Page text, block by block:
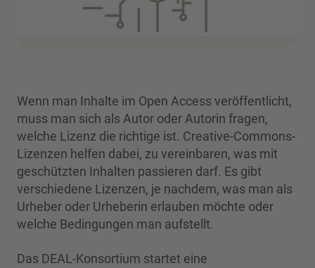
Wenn man Inhalte im Open Access veröffentlicht,
muss man sich als Autor oder Autorin fragen,
welche Lizenz die richtige ist. Creative-Commons-
Lizenzen helfen dabei, zu vereinbaren, was mit
geschützten Inhalten passieren darf. Es gibt
verschiedene Lizenzen, je nachdem, was man als
Urheber oder Urheberin erlauben möchte oder
welche Bedingungen man aufstellt.
Das DEAL-Konsortium startet eine